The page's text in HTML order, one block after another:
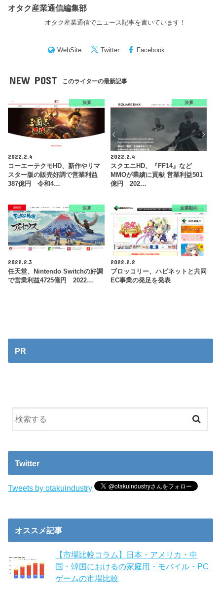
オタク産業通信編集部
オタク産業通信でニュース記事を書いています！
WebSite Twitter Facebook
NEW POST このライターの最新記事
決算
2022.2.4
コーエーテクモHD、新作やリマ
スター版の販売好調で営業利益
387億円 令和4…
決算
2022.2.4
スクエニHD、『FF14』など
MMOが業績に貢献 営業利益501
億円 202…
決算
2022.2.3
任天堂、Nintendo Switchの好調
で営業利益4725億円 2022…
企業動向
2022.2.2
ブロッコリー、ハピネットと共同
EC事業の発足を発表
PR
Twitter
Tweets by otakuindustry
オススメ記事
【市場比較コラム】日本・アメリカ・中
国・韓国におけるの家庭用・モバイル・PC
ゲームの市場比較